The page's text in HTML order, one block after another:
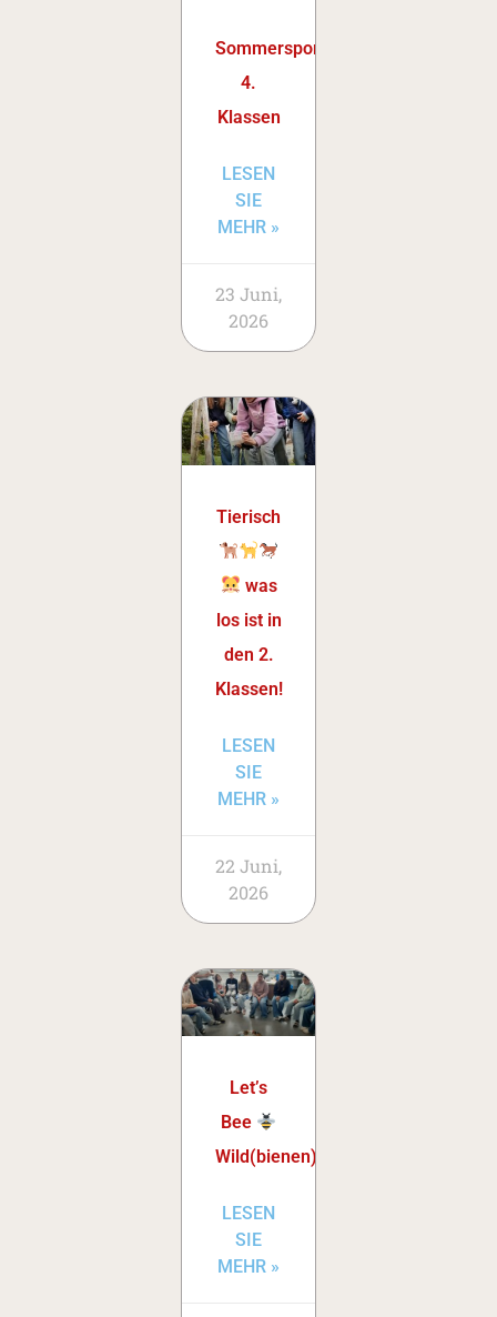
Sommersportwoche
4.
Klassen
LESEN
SIE
MEHR »
23 Juni,
2026
Tierisch
was
los ist in
den 2.
Klassen!
LESEN
SIE
MEHR »
22 Juni,
2026
Let’s
Bee
Wild(bienen)!
LESEN
SIE
MEHR »